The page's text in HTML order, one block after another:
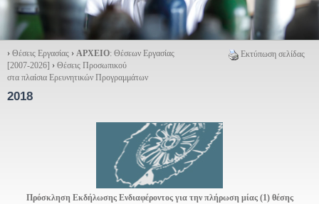
Εκτύπωση σελίδας
› Θέσεις Εργασίας › ΑΡΧΕΙΟ: Θέσεων Εργασίας
[2007-2026] › Θέσεις Προσωπικού
στα πλαίσια Ερευνητικών Προγραμμάτων
2018
Πρόσκληση Εκδήλωσης Ενδιαφέροντος για την πλήρωση μίας (1) θέσης